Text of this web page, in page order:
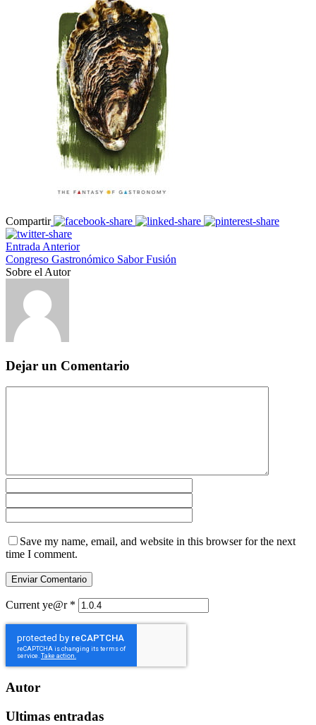
Compartir
Entrada Anterior
Congreso Gastronómico Sabor Fusión
Sobre el Autor
Dejar un Comentario
Save my name, email, and website in this browser for the next
time I comment.
Current ye@r *
Autor
Ultimas entradas